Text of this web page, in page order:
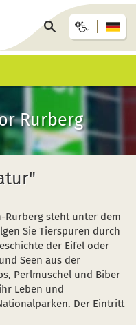
Startseite
Seite
durchsuchen
Jugendwaldheim
Rurberg
Rurberg steht unter dem
Sie Tierspuren durch
der Eifel oder
Seen aus der
Perlmuschel und Biber
Leben und
Der Eintritt